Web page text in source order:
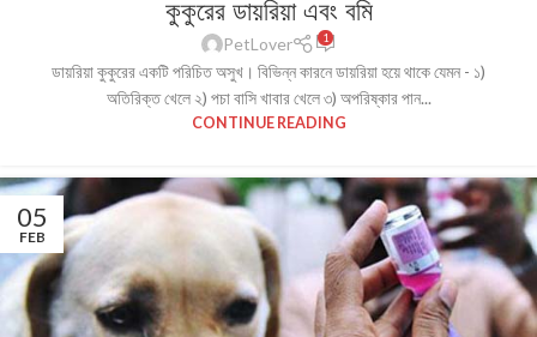
কুকুরের ডায়রিয়া এবং বমি
PetLover 1
ডায়রিয়া কুকুরের একটি পরিচিত অসুখ। বিভিন্ন কারনে ডায়রিয়া হয়ে থাকে যেমন - ১)
অতিরিক্ত খেলে ২) পচা বাসি খাবার খেলে ৩) অপরিষ্কার পান...
CONTINUE READING
05
FEB